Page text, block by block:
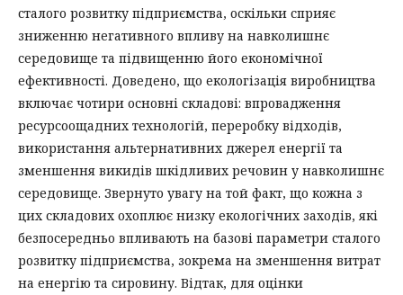
сталого розвитку підприємства, оскільки сприяє
зниженню негативного впливу на навколишнє
середовище та підвищенню його економічної
ефективності. Доведено, що екологізація виробництва
включає чотири основні складові: впровадження
ресурсоощадних технологій, переробку відходів,
використання альтернативних джерел енергії та
зменшення викидів шкідливих речовин у навколишнє
середовище. Звернуто увагу на той факт, що кожна з
цих складових охоплює низку екологічних заходів, які
безпосередньо впливають на базові параметри сталого
розвитку підприємства, зокрема на зменшення витрат
на енергію та сировину. Відтак, для оцінки